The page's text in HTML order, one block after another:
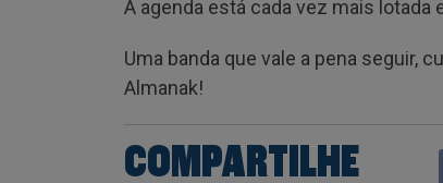
A agenda está cada vez mais lotada
Uma banda que vale a pena seguir,
Almanak!
COMPARTILHE